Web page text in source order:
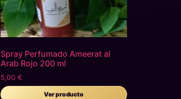
Spray Perfumado Ameerat al
Arab Rojo 200 ml
5,00€
Ver producto